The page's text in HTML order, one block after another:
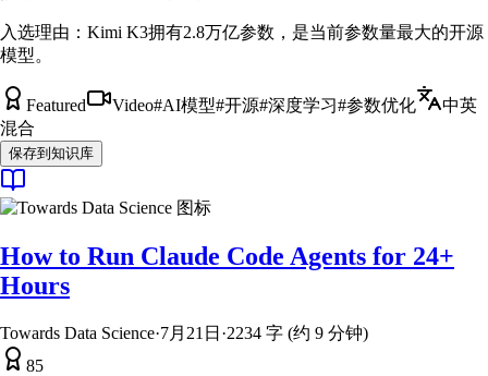
入选理由： Kimi K3拥有2.8万亿参数，是当前参数量最大的开源
模型。
Featured Video#AI模型#开源#深度学习#参数优化
中英
混合
保存到知识库
How to Run Claude Code Agents for 24+
Hours
Towards Data Science·7月21日 ·2234 字 (约 9 分钟)
85